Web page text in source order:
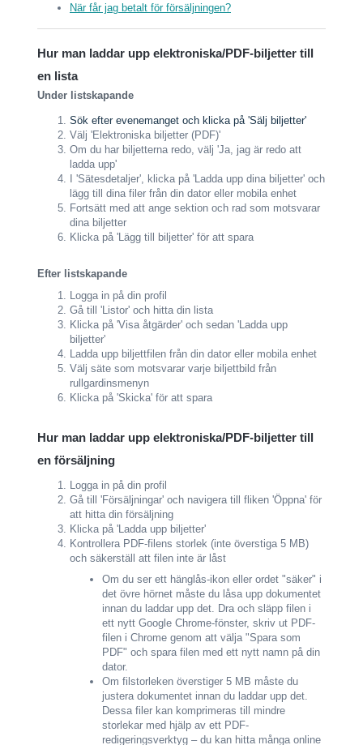
När får jag betalt för försäljningen?
Hur man laddar upp elektroniska/PDF-biljetter till
en lista
Under listskapande
Sök efter evenemanget och klicka på 'Sälj biljetter'
Välj 'Elektroniska biljetter (PDF)'
Om du har biljetterna redo, välj 'Ja, jag är redo att
ladda upp'
I 'Sätesdetaljer', klicka på 'Ladda upp dina biljetter' och
lägg till dina filer från din dator eller mobila enhet
Fortsätt med att ange sektion och rad som motsvarar
dina biljetter
Klicka på 'Lägg till biljetter' för att spara
Efter listskapande
Logga in på din profil
Gå till 'Listor' och hitta din lista
Klicka på 'Visa åtgärder' och sedan 'Ladda upp
biljetter'
Ladda upp biljettfilen från din dator eller mobila enhet
Välj säte som motsvarar varje biljettbild från
rullgardinsmenyn
Klicka på 'Skicka' för att spara
Hur man laddar upp elektroniska/PDF-biljetter till
en försäljning
Logga in på din profil
Gå till 'Försäljningar' och navigera till fliken 'Öppna' för
att hitta din försäljning
Klicka på 'Ladda upp biljetter'
Kontrollera PDF-filens storlek (inte överstiga 5 MB)
och säkerställ att filen inte är låst
Om du ser ett hänglås-ikon eller ordet "säker" i
det övre hörnet måste du låsa upp dokumentet
innan du laddar upp det. Dra och släpp filen i
ett nytt Google Chrome-fönster, skriv ut PDF-
filen i Chrome genom att välja "Spara som
PDF" och spara filen med ett nytt namn på din
dator.
Om filstorleken överstiger 5 MB måste du
justera dokumentet innan du laddar upp det.
Dessa filer kan komprimeras till mindre
storlekar med hjälp av ett PDF-
redigeringsverktyg – du kan hitta många online